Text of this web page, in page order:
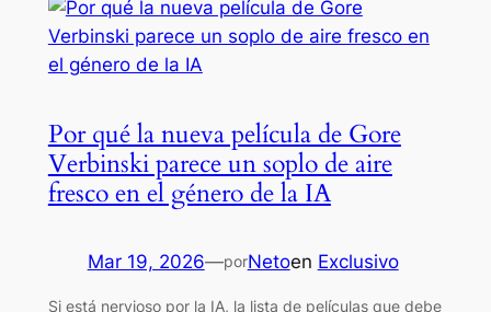
Por qué la nueva película de Gore
Verbinski parece un soplo de aire
fresco en el género de la IA
Mar 19, 2026—porNetoen Exclusivo
Si está nervioso por la IA, la lista de películas que debe